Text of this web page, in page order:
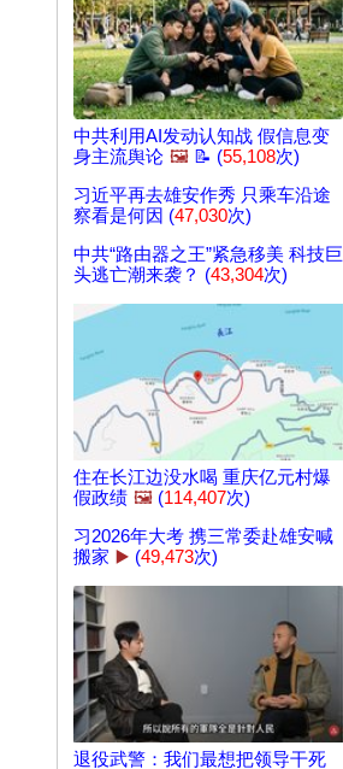
中共利用AI发动认知战 假信息变
身主流舆论 🖼️ 📝 (55,108次)
习近平再去雄安作秀 只乘车沿途
察看是何因 (47,030次)
中共“路由器之王”紧急移美 科技巨
头逃亡潮来袭？ (43,304次)
住在长江边没水喝 重庆亿元村爆
假政绩 🖼️ (114,407次)
习2026年大考 携三常委赴雄安喊
搬家 ▶️ (49,473次)
退役武警：我们最想把领导干死